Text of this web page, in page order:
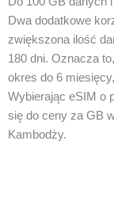
Dwa dodatkowe
zwiększona ilość
180 dni. Oznacza
okres do 6
Wybierając eSIM o
się do ceny za GB
Kambodży.